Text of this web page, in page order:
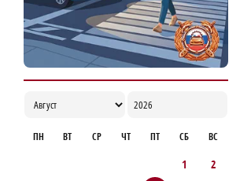
ПН ВТ СР ЧТ ПТ СБ ВС
1
2